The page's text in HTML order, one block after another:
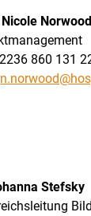
Norwood
860 131
Stefsky